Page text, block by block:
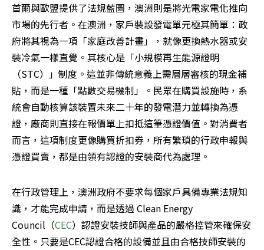
首爾與歐盟提供了法規藍圖，澳洲則是將光電家電化推向
市場的先行者。在澳洲，家戶裝設發電單元極其簡單：政
府將其視為一項「家庭改善計畫」，就像更換熱水器或安
裝冷氣一樣直覺。其核心是「小規模再生能源證明
（STC）」制度。這並非傳統意義上需層層審核的現金補
貼，而是一種「點數交易機制」。民眾在購買設施時，系
統會自動核算該裝置未來二十年的發電潛力並轉換為憑
證，廠商則直接在報價單上扣抵這筆憑證價值。對消費者
而言，這項制度更像購買折扣券，所有繁瑣的行政申報與
憑證買賣，都是由領有認證的安裝商代為處理。
在行政管理上，澳洲政府不要求每個家戶具備專業法規知
識，才能完成申請，而是透過 Clean Energy
Council（CEC）認證安裝技師與產品的嚴格控管來確保安
全性。只要是CEC認證合格的設備並且由合格技師安裝的